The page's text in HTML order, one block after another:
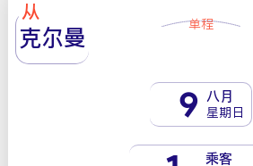
从
克尔曼 单程
9 八月
星期日
乘客